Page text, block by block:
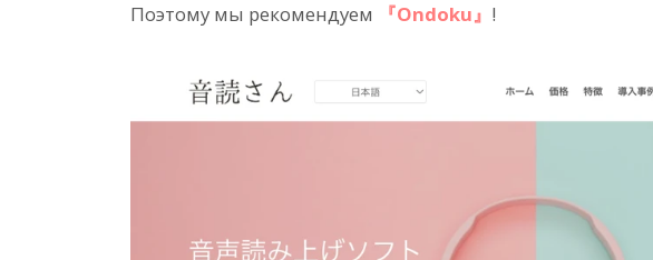
Поэтому мы рекомендуем 『Ondoku』 !